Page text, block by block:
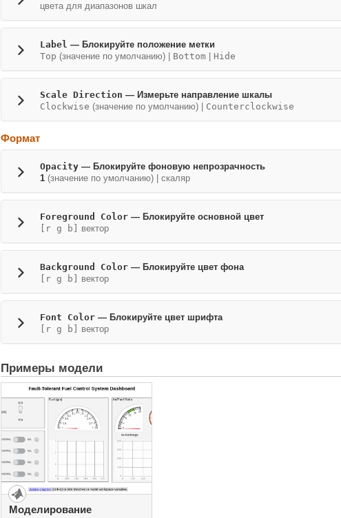
цвета для диапазонов шкал
Label — Блокируйте положение метки
Top (значение по умолчанию) | Bottom Hide
Scale Direction — Измерьте направление шкалы
Clockwise (значение по умолчанию) | Counterclockwise
Формат
Opacity — Блокируйте фоновую непрозрачность
1 (значение по умолчанию) | скаляр
Foreground Color — Блокируйте основной цвет
[r g b]
вектор
Background Color — Блокируйте цвет фона
[r g b]
вектор
Font Color — Блокируйте цвет шрифта
[r g b]
вектор
Примеры модели
Моделирование